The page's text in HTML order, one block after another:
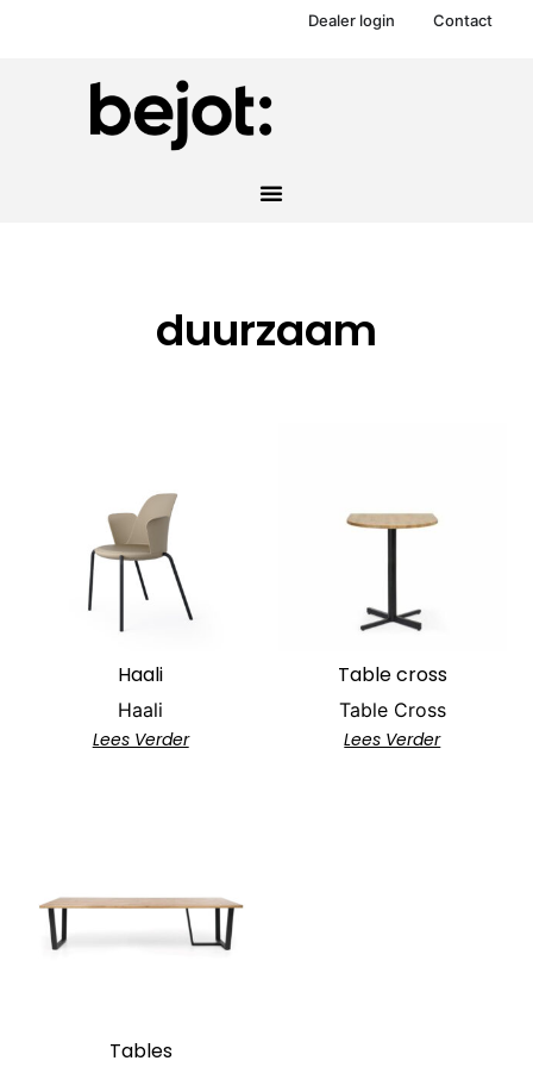
Dealer login Contact
duurzaam
Haali
Haali
Lees Verder
Table cross
Table Cross
Lees Verder
Tables